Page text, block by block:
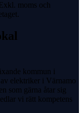
moms och
kommun i
elektriker i Värnamo
som gärna åtar sig
vi rätt kompetens